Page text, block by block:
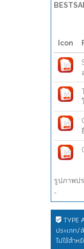
Icon
รูปภาพป
-
TYPE
ประเภท
ไปใช้สำห